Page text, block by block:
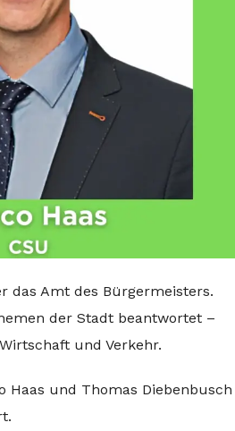
das Amt des Bürgermeisters.
der Stadt beantwortet –
und Verkehr.
und Thomas Diebenbusch